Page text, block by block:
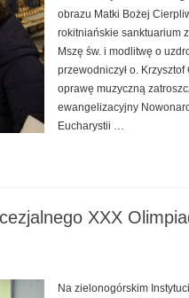
obrazu Matki Bożej
rokitniańskie sanktuarium
Mszę św. i modlitwę o
przewodniczył o.
oprawę muzyczną
ewangelizacyjny
Eucharystii …
XXX
Na zielonogórskim